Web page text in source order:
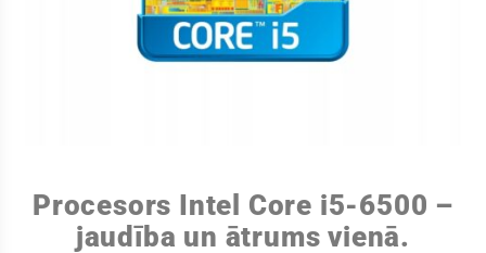
Procesors Intel Core i5-6500 –
jaudība un ātrums vienā.